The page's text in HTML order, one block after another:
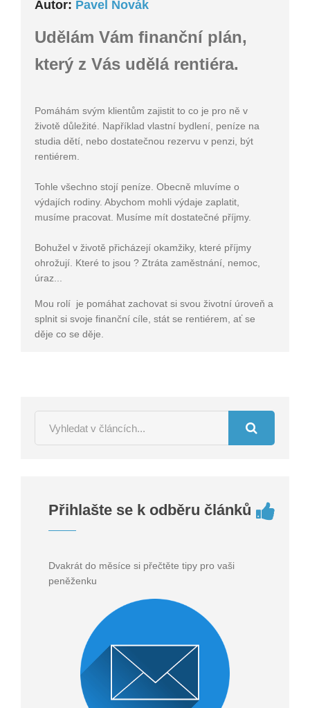
Autor: Pavel Novák
Udělám Vám finanční plán,
který z Vás udělá rentiéra.
Pomáhám svým klientům zajistit to co je pro ně v
životě důležité. Například vlastní bydlení, peníze na
studia dětí, nebo dostatečnou rezervu v penzi, být
rentiérem.
Tohle všechno stojí peníze. Obecně mluvíme o
výdajích rodiny. Abychom mohli výdaje zaplatit,
musíme pracovat. Musíme mít dostatečné příjmy.
Bohužel v životě přicházejí okamžiky, které příjmy
ohrožují. Které to jsou ? Ztráta zaměstnání, nemoc,
úraz...
Mou rolí je pomáhat zachovat si svou životní úroveň a
splnit si svoje finanční cíle, stát se rentiérem, ať se
děje co se děje.
Přihlašte se k odběru článků
Dvakrát do měsíce si přečtěte tipy pro vaši
peněženku